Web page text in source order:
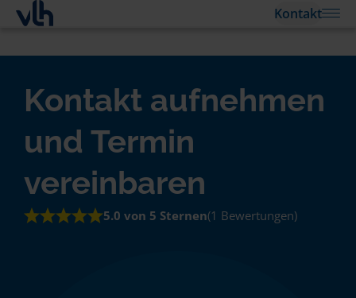
Kontakt
Kontakt aufnehmen
und Termin
vereinbaren
5.0 von 5 Sternen(1 Bewertungen)